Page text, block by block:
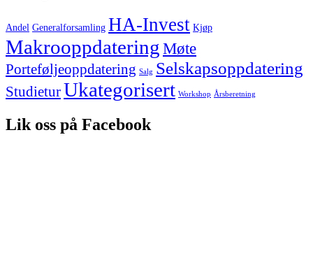
Andel Generalforsamling HA-Invest Kjøp
MakrooppdateringMøte
Porteføljeoppdatering Salg Selskapsoppdatering
StudieturUkategorisert Workshop Årsberetning
Lik oss på Facebook